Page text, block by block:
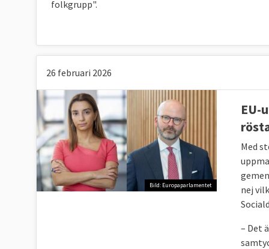
folkgrupp".
26 februari 2026
Bild: Europaparlamentet
EU-
Med
nej
– Det